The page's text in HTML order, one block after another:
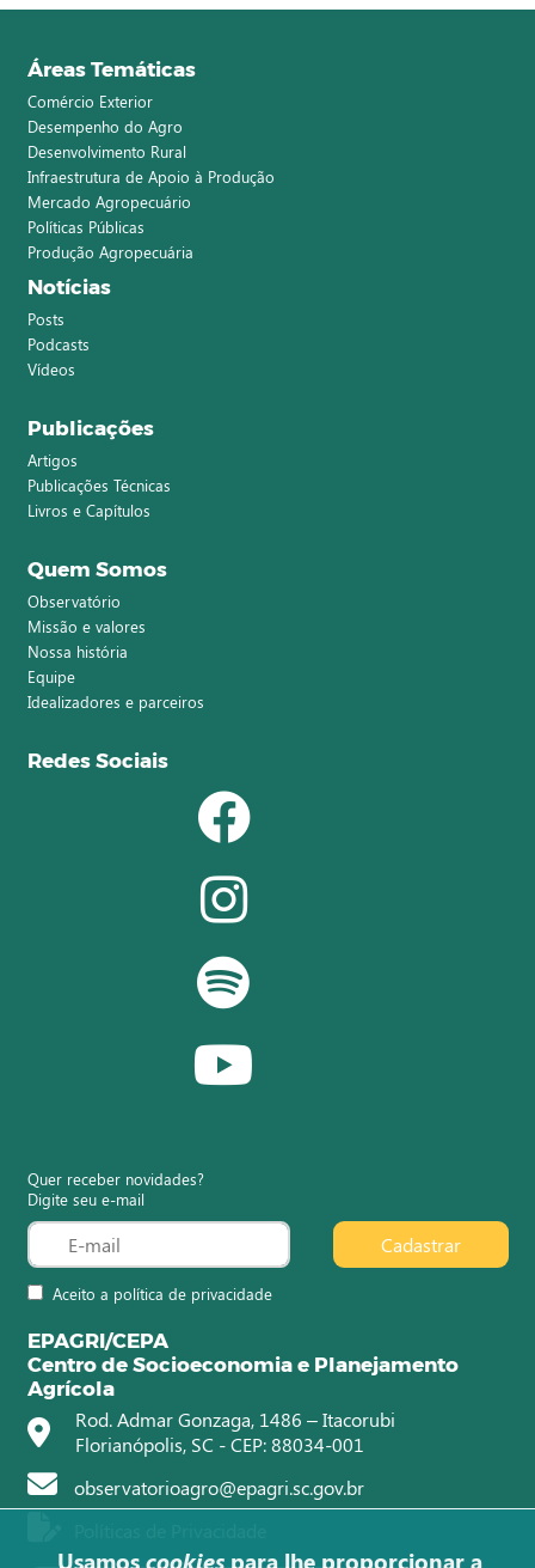
Áreas Temáticas
Comércio Exterior
Desempenho do Agro
Desenvolvimento Rural
Infraestrutura de Apoio à Produção
Mercado Agropecuário
Políticas Públicas
Produção Agropecuária
Notícias
Posts
Podcasts
Vídeos
Publicações
Artigos
Publicações Técnicas
Livros e Capítulos
Quem Somos
Observatório
Missão e valores
Nossa história
Equipe
Idealizadores e parceiros
Redes Sociais
Quer receber novidades?
Digite seu e-mail
Aceito a política de privacidade
Cadastrar
EPAGRI/CEPA
Centro de Socioeconomia e Planejamento
Agrícola
Rod. Admar Gonzaga, 1486 – Itacorubi
Florianópolis, SC - CEP: 88034-001
observatorioagro@epagri.sc.gov.br
Usamos cookies para lhe proporcionar a